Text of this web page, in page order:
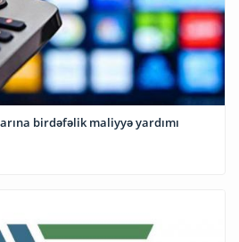
birdəfəlik maliyyə yardımı